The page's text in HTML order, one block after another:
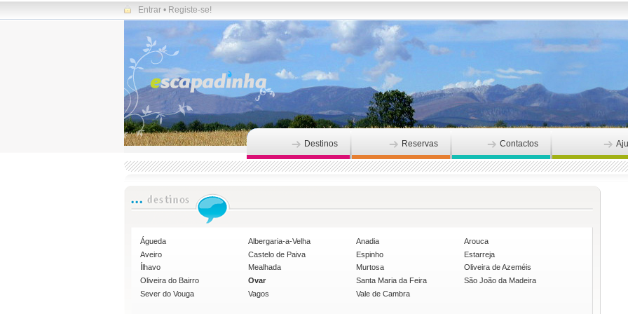
Entrar • Registe-se!
Destinos Reservas Contactos
Águeda Albergaria-a-Velha Anadia
Arouca
Aveiro
Castelo de Paiva Espinho
Estarreja
Ílhavo
Mealhada Murtosa
Oliveira de Azeméis
Oliveira do Bairro
Ovar Santa Maria da Feira
São João da Madeira
Sever do Vouga
Vagos Vale de Cambra